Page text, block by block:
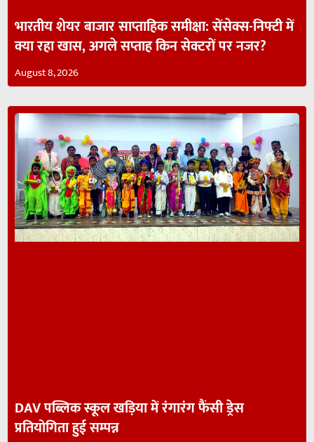
भारतीय शेयर बाजार साप्ताहिक समीक्षा: सेंसेक्स-निफ्टी में
क्या रहा खास, अगले सप्ताह किन सेक्टरों पर नजर?
August 8, 2026
DAV पब्लिक स्कूल खड़िया में रंगारंग फैंसी ड्रेस
प्रतियोगिता हुई सम्पन्न